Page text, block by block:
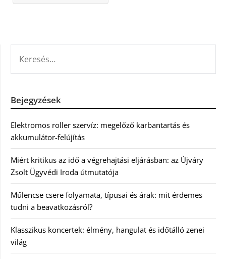
Bejegyzések
Elektromos roller szervíz: megelőző karbantartás és
akkumulátor-felújítás
Miért kritikus az idő a végrehajtási eljárásban: az Újváry
Zsolt Ügyvédi Iroda útmutatója
Műlencse csere folyamata, típusai és árak: mit érdemes
tudni a beavatkozásról?
Klasszikus koncertek: élmény, hangulat és időtálló zenei
világ